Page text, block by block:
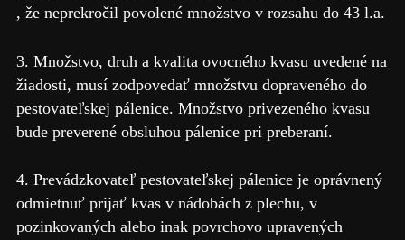
, že neprekročil povolené množstvo v rozsahu do 43 l.a.
3. Množstvo, druh a kvalita ovocného kvasu uvedené na
žiadosti, musí zodpovedať množstvu dopraveného do
pestovateľskej pálenice. Množstvo privezeného kvasu
bude preverené obsluhou pálenice pri preberaní.
4. Prevádzkovateľ pestovateľskej pálenice je oprávnený
odmietnuť prijať kvas v nádobách z plechu, v
pozinkovaných alebo inak povrchovo upravených